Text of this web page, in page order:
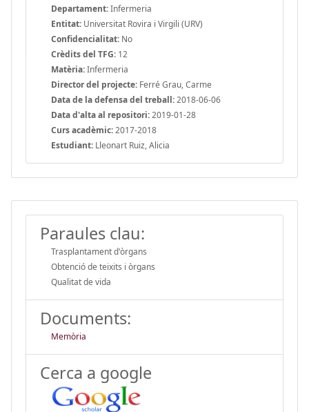
Departament:Infermeria
Entitat: Universitat Rovira i Virgili (URV)
Confidencialitat: No
Crèdits del TFG: 12
Matèria:Infermeria
Director del projecte: Ferré Grau, Carme
Data de la defensa del treball:2018-06-06
Data d'alta al repositori:2019-01-28
Curs acadèmic:2017-2018
Estudiant: Lleonart Ruiz, Alicia
Paraules clau:
Trasplantament d'òrgans
Obtenció de teixits i òrgans
Qualitat de vida
Documents:
Memòria
Cerca a google